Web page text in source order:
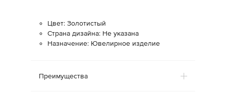
Цвет: Золотистый
Страна дизайна: Не указана
Назначение: Ювелирное изделие
Преимущества